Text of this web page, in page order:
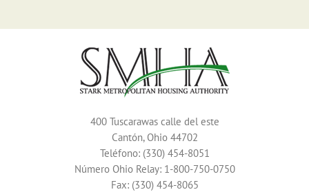
400 Tuscarawas calle del este
Cantón, Ohio 44702
Teléfono: (330) 454-8051
Número Ohio Relay: 1-800-750-0750
Fax: (330) 454-8065